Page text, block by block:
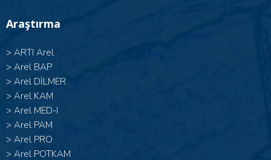
Araştırma
> ARTI Arel
> Arel BAP
> Arel DİLMER
> Arel KAM
> Arel MED-I
> Arel PAM
> Arel PRO
> Arel POTKAM